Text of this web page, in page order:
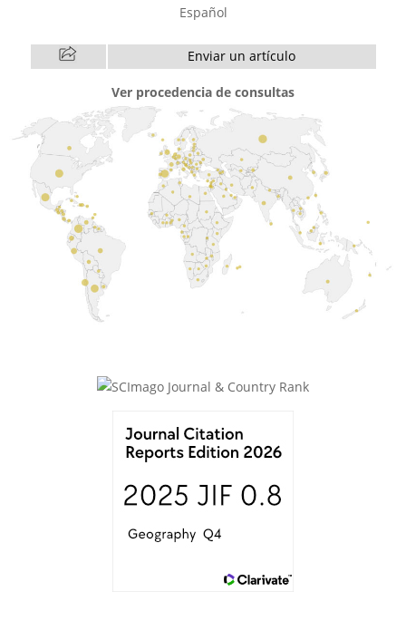
Español
Enviar un artículo
Ver procedencia de consultas